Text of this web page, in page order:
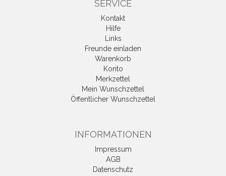
SERVICE
Kontakt
Hilfe
Links
Freunde einladen
Warenkorb
Konto
Merkzettel
Mein Wunschzettel
Öffentlicher Wunschzettel
INFORMATIONEN
Impressum
AGB
Datenschutz